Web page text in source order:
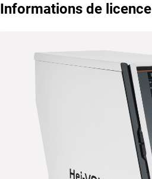
Informations de licence